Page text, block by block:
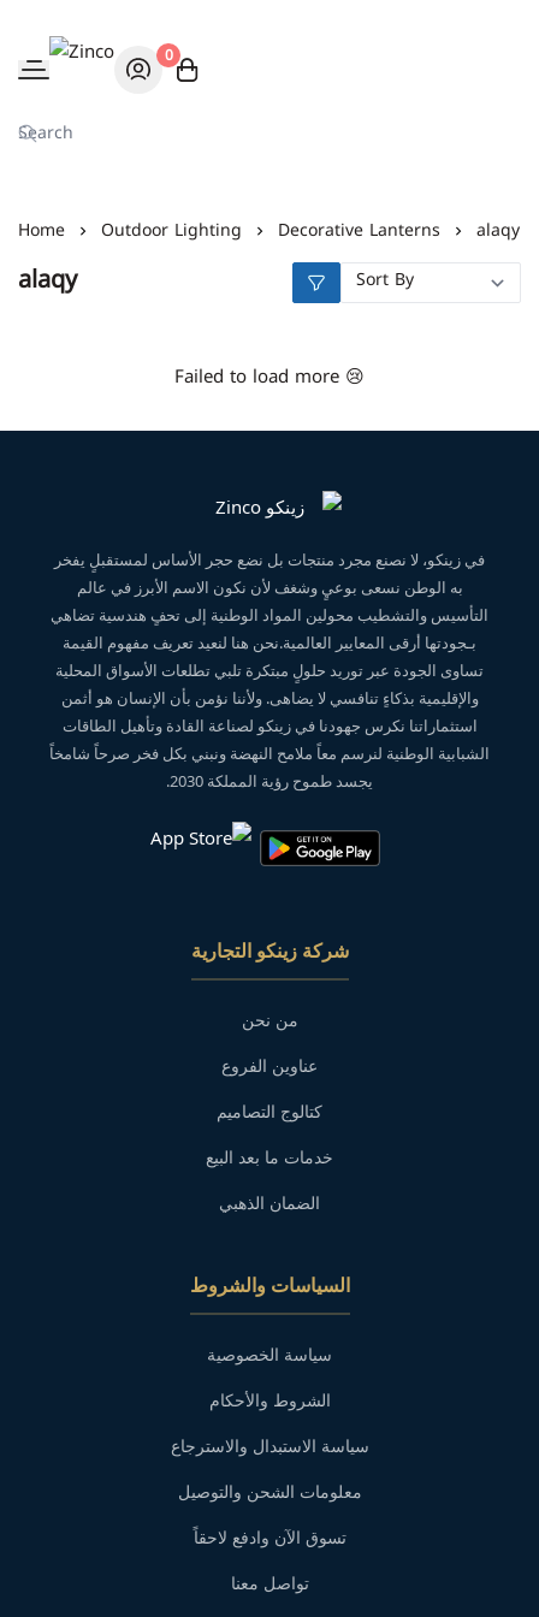
Zinco
0
Home Outdoor Lighting Decorative Lanterns alaqy
alaqy
Failed to load more 😢
في زينكو، لا نصنع مجرد منتجات بل نضع حجر الأساس لمستقبلٍ يفخر
به الوطن نسعى بوعيٍ وشغف لأن نكون الاسم الأبرز في عالم
التأسيس والتشطيب محولين المواد الوطنية إلى تحفٍ هندسية تضاهي
بـجودتها أرقى المعايير العالمية.نحن هنا لنعيد تعريف مفهوم القيمة
تساوى الجودة عبر توريد حلولٍ مبتكرة تلبي تطلعات الأسواق المحلية
والإقليمية بذكاءٍ تنافسي لا يضاهى. ولأننا نؤمن بأن الإنسان هو أثمن
استثماراتنا نكرس جهودنا في زينكو لصناعة القادة وتأهيل الطاقات
الشبابية الوطنية لنرسم معاً ملامح النهضة ونبني بكل فخر صرحاً شامخاً
يجسد طموح رؤية المملكة 2030.
شركة زينكو التجارية
من نحن
عناوين الفروع
كتالوج التصاميم
خدمات ما بعد البيع
الضمان الذهبي
السياسات والشروط
سياسة الخصوصية
الشروط والأحكام
سياسة الاستبدال والاسترجاع
معلومات الشحن والتوصيل
تسوق الآن وادفع لاحقاً
تواصل معنا